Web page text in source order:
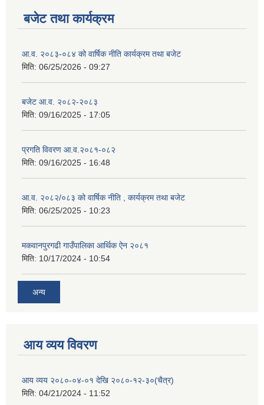
बजेट तथा कार्यक्रम
आ.व. २०८३-०८४ को वार्षिक नीति कार्यक्रम तथा बजेट
मिति: 06/25/2026 - 09:27
बजेट आ.व. २०८२-२०८३
मिति: 09/16/2025 - 17:05
प्रगति विवरण आ.व.२०८१-०८२
मिति: 09/16/2025 - 16:48
आ.व. २०८२/०८३ को वार्षिक नीति , कार्यक्रम तथा बजेट
मिति: 06/25/2025 - 10:23
मकवानपुरगढी गाउँपालिका आर्थिक ‌‌‌ऐन २०८१
मिति: 10/17/2024 - 10:54
अन्य
आय व्यय विवरण
आय व्यय २०८०-०४-०१ देखि २०८०-१२-३०(चैत्र)
मिति: 04/21/2024 - 11:52